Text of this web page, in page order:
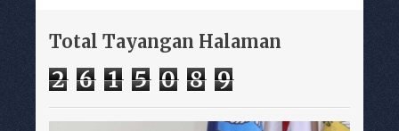
Total Tayangan Halaman
2 6 1 5 0 8 9